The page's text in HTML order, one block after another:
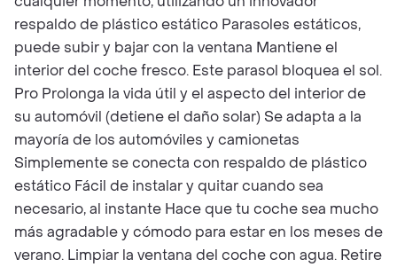
respaldo de plástico estático Parasoles estáticos,
puede subir y bajar con la ventana Mantiene el
interior del coche fresco. Este parasol bloquea el sol.
Pro Prolonga la vida útil y el aspecto del interior de
su automóvil (detiene el daño solar) Se adapta a la
mayoría de los automóviles y camionetas
Simplemente se conecta con respaldo de plástico
estático Fácil de instalar y quitar cuando sea
necesario, al instante Hace que tu coche sea mucho
más agradable y cómodo para estar en los meses de
verano. Limpiar la ventana del coche con agua. Retire